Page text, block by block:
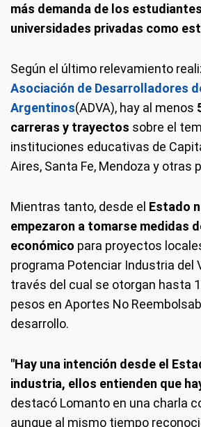
más demanda de los
universidades privadas como
Según el último relevamiento
Asociación de Desarrolladores
Argentinos(ADVA), hay al menos
carreras y trayectos sobre el
instituciones educativas de
Aires, Santa Fe, Mendoza y otras
Mientras tanto, desde el Estado
empezaron a tomarse medidas
económico para proyectos
programa Potenciar Industria del
través del cual se otorgan hasta
pesos en Aportes No
desarrollo.
"Hay una intención desde el
industria, ellos entienden que
destacó Lomanto en una charla
aunque al mismo tiempo